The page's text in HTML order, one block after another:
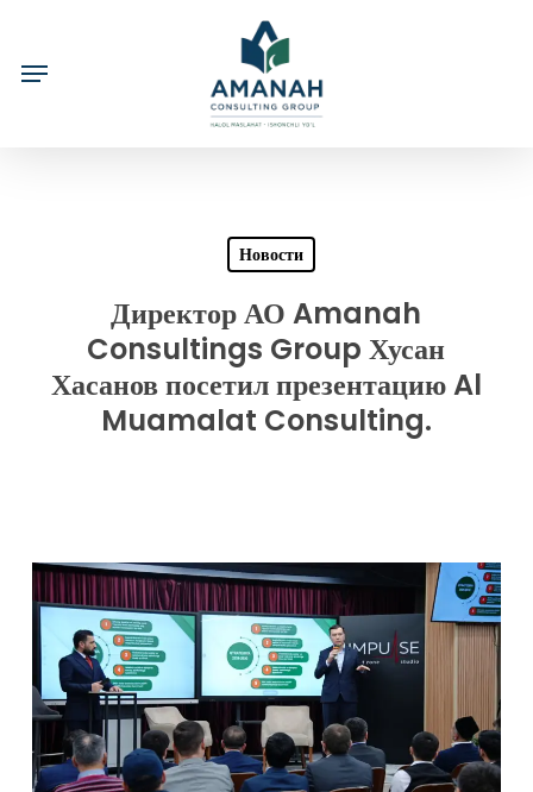
main
Новости
Директор АО Amanah
Consultings Group Хусан
Хасанов посетил презентацию Al
Muamalat Consulting.